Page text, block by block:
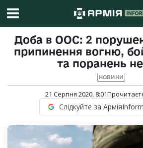
Доба в ООС: 2
припинення вогню,
та поранень
НОВИНИ
21 Серпня 2020, 8:01
Слідкуйте за